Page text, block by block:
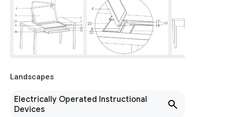
Landscapes
Electrically Operated Instructional
Devices